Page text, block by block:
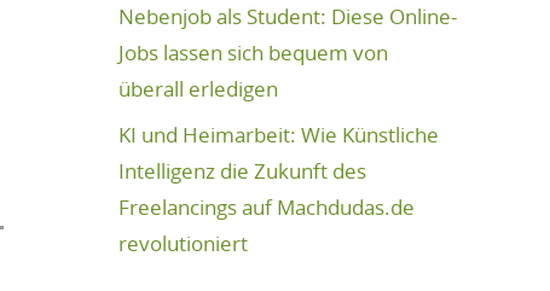
Nebenjob als Student: Diese Online-
Jobs lassen sich bequem von
überall erledigen
KI und Heimarbeit: Wie Künstliche
Intelligenz die Zukunft des
Freelancings auf Machdudas.de
revolutioniert